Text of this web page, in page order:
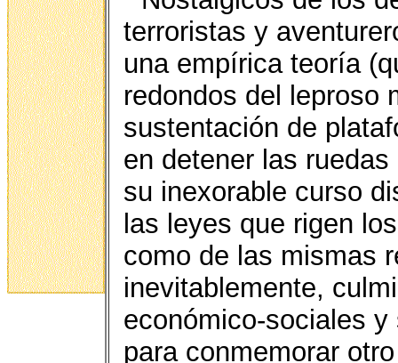
terroristas y
una empírica teoría
redondos del leproso
sustentación de
en detener las
su inexorable curso
las leyes que rigen
como de las mismas
inevitablemente,
económico-sociales
para conmemorar